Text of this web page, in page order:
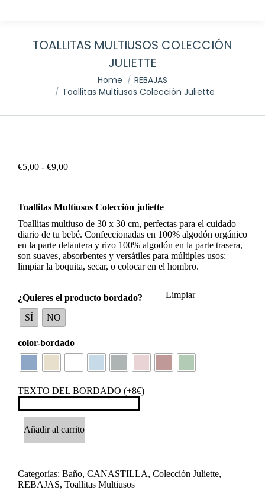
TOALLITAS MULTIUSOS COLECCIÓN
JULIETTE
Home
REBAJAS
Toallitas Multiusos Colección Juliette
€5,00 - €9,00Rango
€5,00
hasta
€9,00
Toallitas Multiusos Colección juliette
Toallitas multiuso de 30 x 30 cm, perfectas para el cuidado
diario de tu bebé. Confeccionadas en 100% algodón orgánico
en la parte delantera y rizo 100% algodón en la parte trasera,
son suaves, absorbentes y versátiles para múltiples usos:
limpiar la boquita, secar, o colocar en el hombro.
¿Quieres el producto bordado?
SÍ
NO
color-bordado
Limpiar
TEXTO DEL BORDADO (+8€)
Añadir al carrito
Categorías: Baño, CANASTILLA, Colección Juliette,
REBAJAS, Toallitas Multiusos